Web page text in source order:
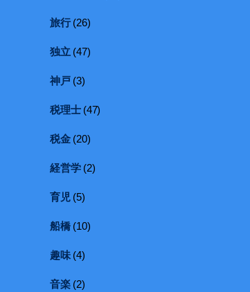
旅行(26)
独立 (47)
神戸(3)
税理士(47)
税金(20)
経営学(2)
育児(5)
船橋(10)
趣味(4)
音楽(2)